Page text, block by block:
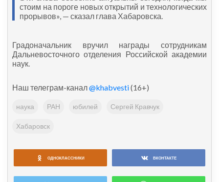
стоим на пороге новых открытий и технологических
прорывов», — сказал глава Хабаровска.
Градоначальник вручил награды сотрудникам
Дальневосточного отделения Российской академии
наук.
Наш телеграм-канал@khabvesti(16+)
наука РАН юбилей Сергей Кравчук
Хабаровск
ОДНОКЛАССНИКИ ВКОНТАКТЕ